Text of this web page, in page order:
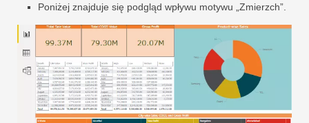
Poniżej znajduje się podgląd wpływu motywu „Zmierzch”.